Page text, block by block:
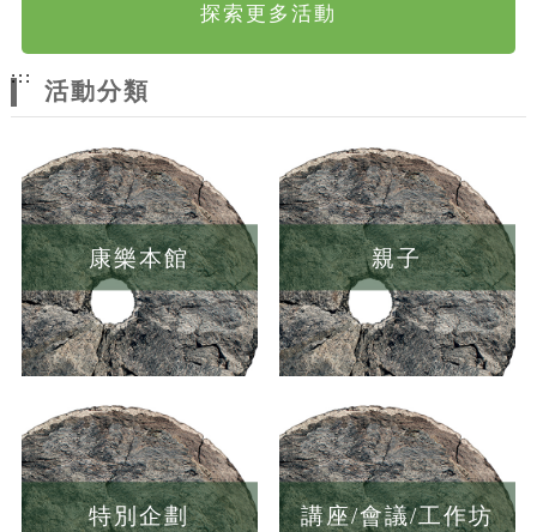
探索更多活動
:::
活動分類
康樂本館 親子
特別企劃 講座/會議/工作坊